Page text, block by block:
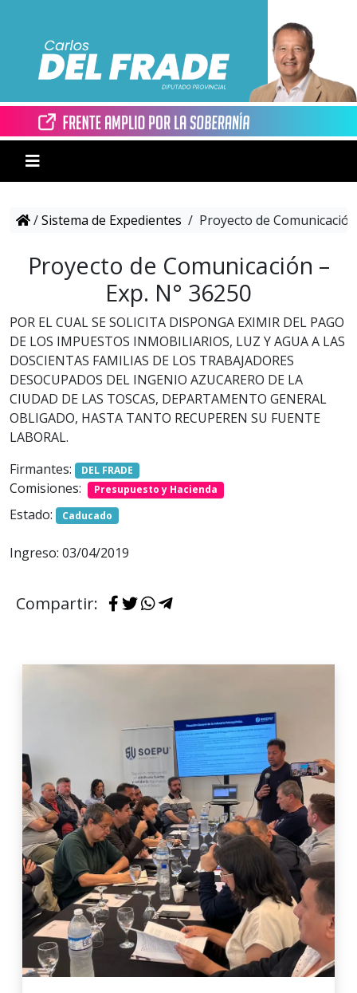
/Sistema de Expedientes / Proyecto de
Proyecto de Comunicación –
Exp. N° 36250
POR EL CUAL SE SOLICITA DISPONGA EXIMIR DEL PAGO
DE LOS IMPUESTOS INMOBILIARIOS, LUZ Y AGUA A LAS
DOSCIENTAS FAMILIAS DE LOS TRABAJADORES
DESOCUPADOS DEL INGENIO AZUCARERO DE LA
CIUDAD DE LAS TOSCAS, DEPARTAMENTO GENERAL
OBLIGADO, HASTA TANTO RECUPEREN SU FUENTE
LABORAL.
Firmantes:
DEL FRADE
Comisiones: Presupuesto y Hacienda
Estado: Caducado
Ingreso: 03/04/2019
Compartir: